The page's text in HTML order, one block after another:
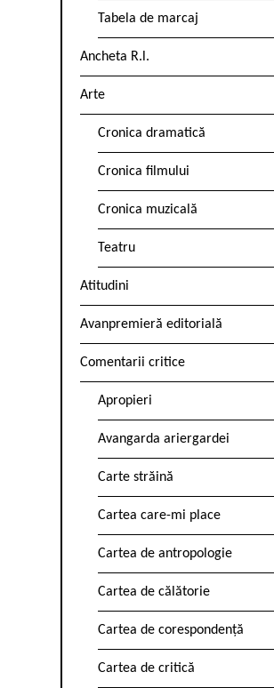
Tabela de marcaj
Ancheta R.l.
Arte
Cronica dramatică
Cronica filmului
Cronica muzicală
Teatru
Atitudini
Avanpremieră editorială
Comentarii critice
Apropieri
Avangarda ariergardei
Carte străină
Cartea care-mi place
Cartea de antropologie
Cartea de călătorie
Cartea de corespondență
Cartea de critică